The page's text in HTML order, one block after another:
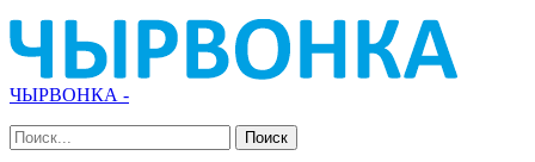
ЧЫРВОНКА -